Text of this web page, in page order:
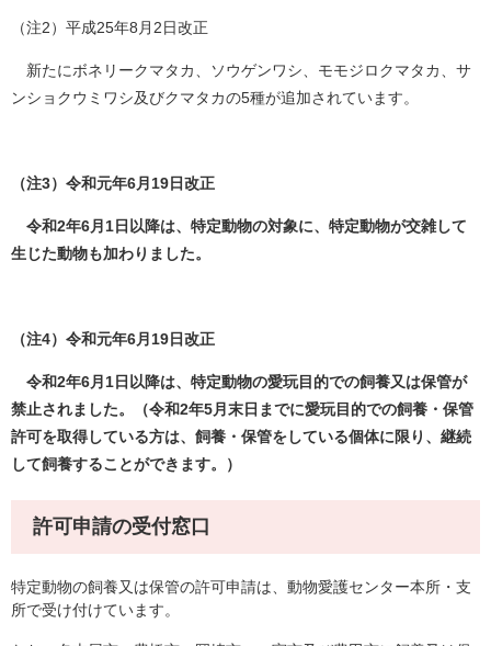
（注2）平成25年8月2日改正
新たにボネリークマタカ、ソウゲンワシ、モモジロクマタカ、サ
ンショクウミワシ及びクマタカの5種が追加されています。
（注3）令和元年6月19日改正
令和2年6月1日以降は、特定動物の対象に、特定動物が交雑して
生じた動物も加わりました。
（注4）令和元年6月19日改正
令和2年6月1日以降は、特定動物の愛玩目的での飼養又は保管が
禁止されました。（令和2年5月末日までに愛玩目的での飼養・保管
許可を取得している方は、飼養・保管をしている個体に限り、継続
して飼養することができます。）
許可申請の受付窓口
特定動物の飼養又は保管の許可申請は、動物愛護センター本所・支
所で受け付けています。